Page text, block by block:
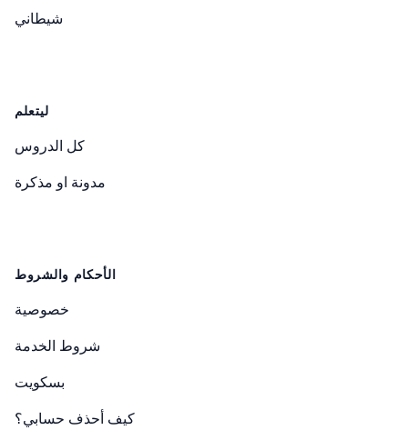
شيطاني
ليتعلم
كل الدروس
مدونة او مذكرة
الأحكام والشروط
خصوصية
شروط الخدمة
بسكويت
كيف أحذف حسابي؟